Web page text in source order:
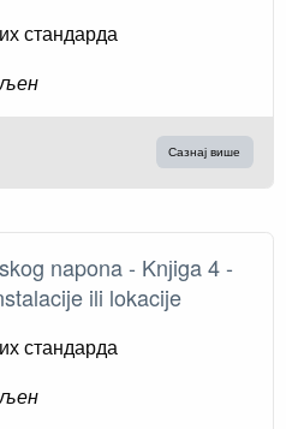
стандарда
Сазнај више
napona - Knјiga 4 -
ili lokacije
стандарда